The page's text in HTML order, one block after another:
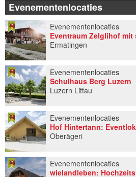
Evenementenlocaties
Evenementenlocaties
Ermatingen
Evenementenlocaties
Schulhaus Berg Luzern
Luzern Littau
Evenementenlocaties
Hof Hintertann:
Oberägeri
Evenementenlocaties
wielandleben: